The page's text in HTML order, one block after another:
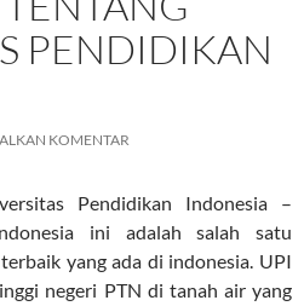
PENDIDIKAN
KOMENTAR
Pendidikan Indonesia –
ini adalah salah satu
yang ada di indonesia. UPI
negeri PTN di tanah air yang